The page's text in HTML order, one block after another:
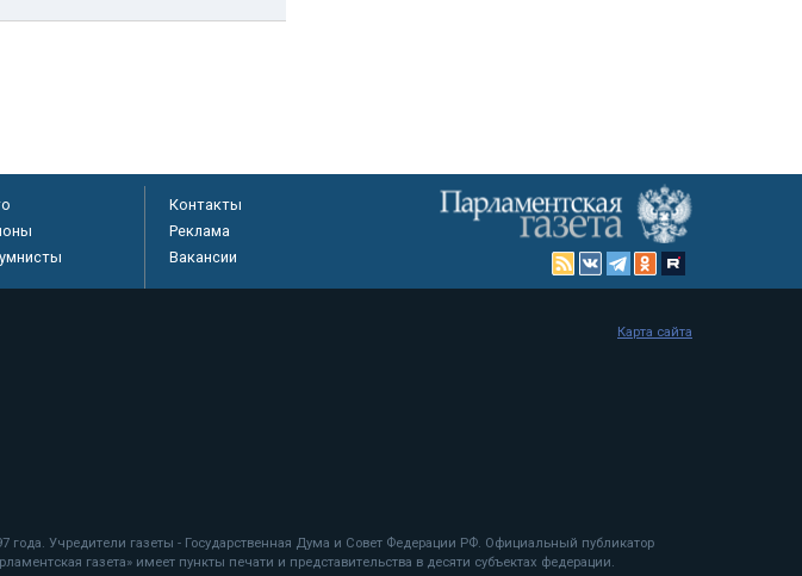
Контакты
Реклама
Вакансии
Учредители газеты - Государственная Дума и Совет Федерации РФ. Официальный публикатор
газета» имеет пункты печати и представительства в десяти субъектах федерации.
Карта сайта